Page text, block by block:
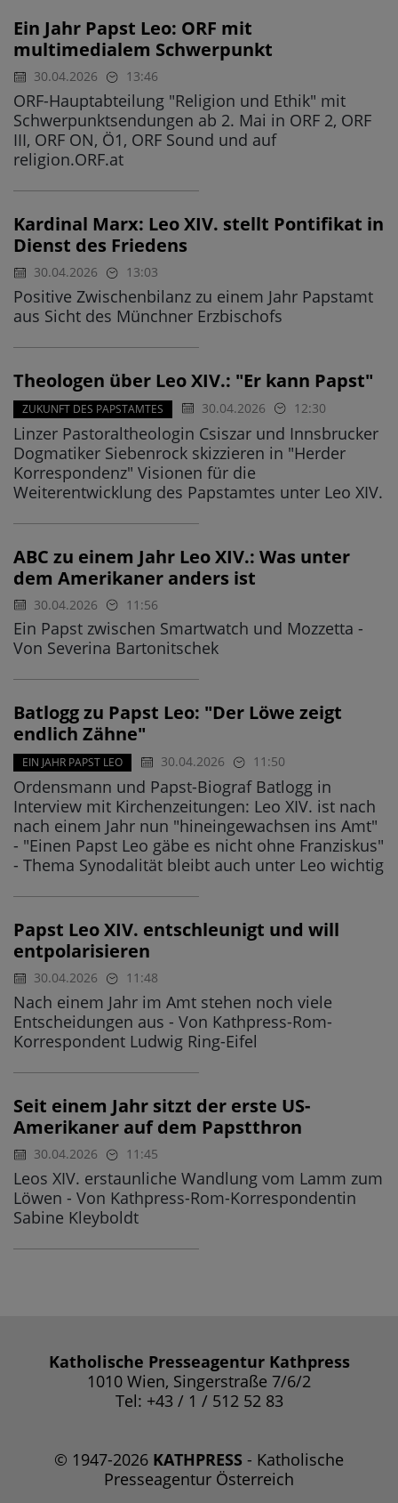
Ein Jahr Papst Leo: ORF mit
multimedialem Schwerpunkt
30.04.2026 13:46
ORF-Hauptabteilung "Religion und Ethik" mit
Schwerpunktsendungen ab 2. Mai in ORF 2, ORF
III, ORF ON, Ö1, ORF Sound und auf
religion.ORF.at
Kardinal Marx: Leo XIV. stellt Pontifikat in
Dienst des Friedens
30.04.2026 13:03
Positive Zwischenbilanz zu einem Jahr Papstamt
aus Sicht des Münchner Erzbischofs
Theologen über Leo XIV.: "Er kann Papst"
ZUKUNFT DES PAPSTAMTES 30.04.2026 12:30
Linzer Pastoraltheologin Csiszar und Innsbrucker
Dogmatiker Siebenrock skizzieren in "Herder
Korrespondenz" Visionen für die
Weiterentwicklung des Papstamtes unter Leo XIV.
ABC zu einem Jahr Leo XIV.: Was unter
dem Amerikaner anders ist
30.04.2026 11:56
Ein Papst zwischen Smartwatch und Mozzetta -
Von Severina Bartonitschek
Batlogg zu Papst Leo: "Der Löwe zeigt
endlich Zähne"
EIN JAHR PAPST LEO 30.04.2026 11:50
Ordensmann und Papst-Biograf Batlogg in
Interview mit Kirchenzeitungen: Leo XIV. ist nach
nach einem Jahr nun "hineingewachsen ins Amt"
- "Einen Papst Leo gäbe es nicht ohne Franziskus"
- Thema Synodalität bleibt auch unter Leo wichtig
Papst Leo XIV. entschleunigt und will
entpolarisieren
30.04.2026 11:48
Nach einem Jahr im Amt stehen noch viele
Entscheidungen aus - Von Kathpress-Rom-
Korrespondent Ludwig Ring-Eifel
Seit einem Jahr sitzt der erste US-
Amerikaner auf dem Papstthron
30.04.2026 11:45
Leos XIV. erstaunliche Wandlung vom Lamm zum
Löwen - Von Kathpress-Rom-Korrespondentin
Sabine Kleyboldt
Katholische Presseagentur Kathpress
1010 Wien, Singerstraße 7/6/2
Tel: +43 / 1 / 512 52 83
© 1947-2026 KATHPRESS - Katholische
Presseagentur Österreich